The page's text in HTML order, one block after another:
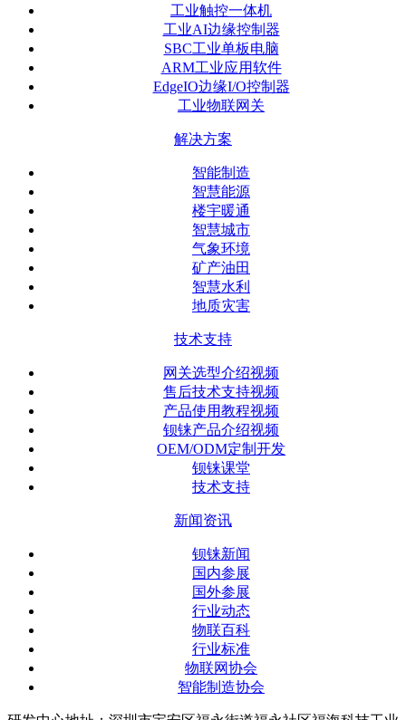
工业触控一体机
工业AI边缘控制器
SBC工业单板电脑
ARM工业应用软件
EdgeIO边缘I/O控制器
工业物联网关
解决方案
智能制造
智慧能源
楼宇暖通
智慧城市
气象环境
矿产油田
智慧水利
地质灾害
技术支持
网关选型介绍视频
售后技术支持视频
产品使用教程视频
钡铼产品介绍视频
OEM/ODM定制开发
钡铼课堂
技术支持
新闻资讯
钡铼新闻
国内参展
国外参展
行业动态
物联百科
行业标准
物联网协会
智能制造协会